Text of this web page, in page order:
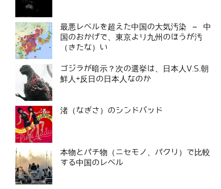
最悪レベルを超えた中国の大気汚染 – 中
国のおかげで、東京より九州のほうが汚
（きたな）い
ゴジラが暗示？次の選挙は、日本人V.S.朝
鮮人+反日の日本人なのか
渚（なぎさ）のシンドバッド
本物とパチ物（ニセモノ、パクリ）で比較
する中国のレベル